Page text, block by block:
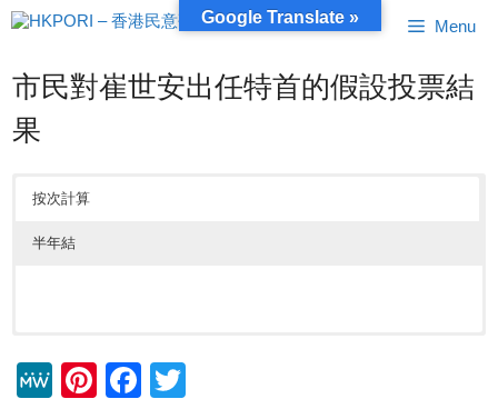
跳
至
容
Menu
市民對崔世安出任特首的假設投票結
果
按次計算
半年結
M
Pi
F
Google Translate »